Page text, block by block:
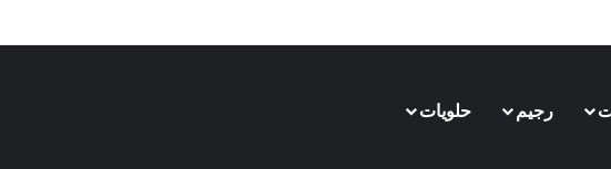
رجيم حلويات